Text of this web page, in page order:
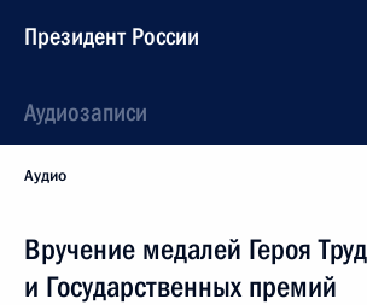
Президент России
Аудиозаписи
Аудио
Вручение медалей Героя
и Государственных премий